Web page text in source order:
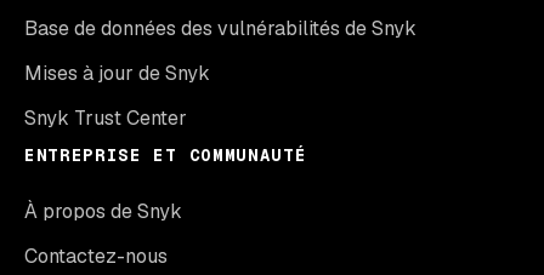
Base de données des vulnérabilités de Snyk
Mises à jour de Snyk
Snyk Trust Center
ENTREPRISE ET COMMUNAUTÉ
À propos de Snyk
Contactez-nous